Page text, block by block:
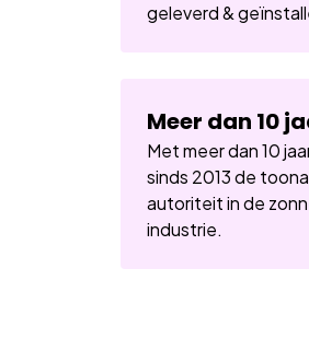
geleverd &
Meer dan 10
Met meer dan 10
sinds 2013 de
autoriteit in de
industrie.